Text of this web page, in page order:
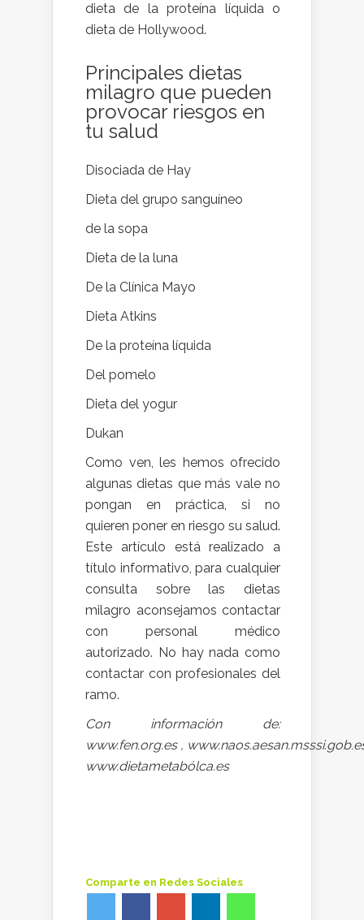
dieta de la proteína líquida o
dieta de Hollywood.
Principales dietas
milagro que pueden
provocar riesgos en
tu salud
Disociada de Hay
Dieta del grupo sanguíneo
de la sopa
Dieta de la luna
De la Clínica Mayo
Dieta Atkins
De la proteína líquida
Del pomelo
Dieta del yogur
Dukan
Como ven, les hemos ofrecido
algunas dietas que más vale no
pongan en práctica, si no
quieren poner en riesgo su salud.
Este artículo está realizado a
título informativo, para cualquier
consulta sobre las dietas
milagro aconsejamos contactar
con personal médico
autorizado. No hay nada como
contactar con profesionales del
ramo.
Con información de:
www.fen.org.es ,
www.dietametabólca.es
Comparte en Redes Sociales